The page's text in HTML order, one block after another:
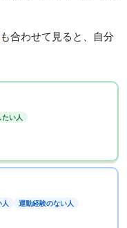
も合わせて見ると、自分
たい人
人 運動経験のない人